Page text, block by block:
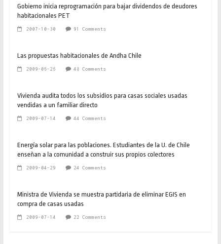
Gobierno inicia reprogramación para bajar dividendos de deudores
habitacionales PET
2007-10-30 91 Comments
Las propuestas habitacionales de Andha Chile
2009-06-26 48 Comments
Vivienda audita todos los subsidios para casas sociales usadas
vendidas a un familiar directo
2009-07-14 44 Comments
Energía solar para las poblaciones. Estudiantes de la U. de Chile
enseñan a la comunidad a construir sus propios colectores
2009-04-29 24 Comments
Ministra de Vivienda se muestra partidaria de eliminar EGIS en
compra de casas usadas
2009-07-14 22 Comments